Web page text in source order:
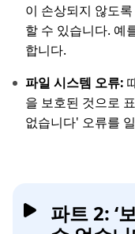
이 손상되지 않도
할 수 있습니다. 예
합니다.
파일 시스템 오류:
을 보호된 것으로
없습니다' 오류를
파트 2: ‘